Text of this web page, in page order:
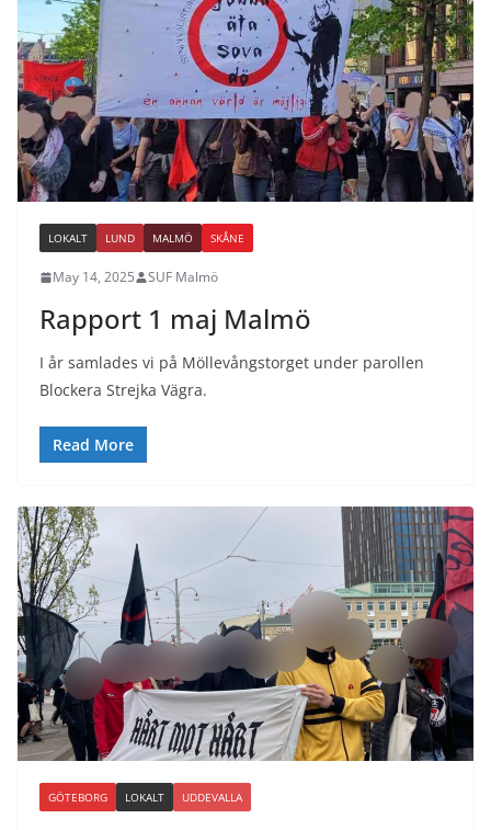
LOKALT LUND MALMÖ SKÅNE
May 14, 2025 SUF Malmö
Rapport 1 maj Malmö
I år samlades vi på Möllevångstorget under parollen
Blockera Strejka Vägra.
Read More
GÖTEBORG LOKALT UDDEVALLA